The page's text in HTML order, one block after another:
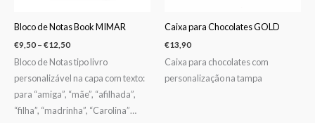
Bloco de Notas Book MIMAR
€9,50 – €12,50
Bloco de Notas tipo livro
personalizável na capa com texto:
para “amiga”, “mãe”, “afilhada”,
“filha”, “madrinha”, “Carolina”…
Caixa para Chocolates GOLD
€13,90
Caixa para chocolates com
personalização na tampa